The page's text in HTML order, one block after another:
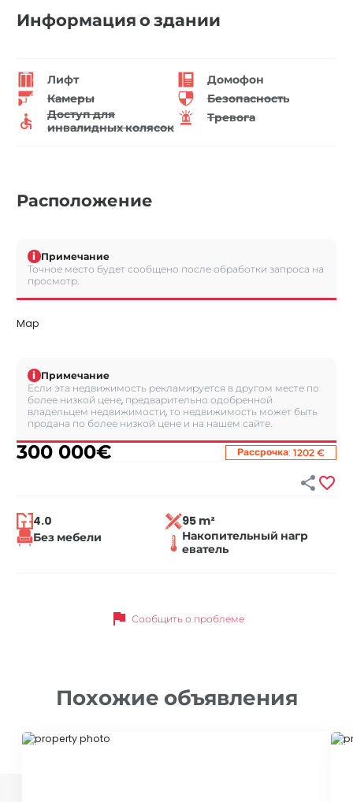
Информация о здании
Лифт
Домофон
Камеры
Безопасность
Доступ для
инвалидных колясок
Тревога
Расположение
i Примечание
Точное место будет сообщено после обработки запроса на
просмотр.
Map
i Примечание
Если эта недвижимость рекламируется в другом месте по
более низкой цене, предварительно одобренной
владельцем недвижимости, то недвижимость может быть
продана по более низкой цене и на нашем сайте.
300 000€ Рассрочка: 1202 €
 
4.0
95 m²
Без мебели
Накопительный нагр
еватель
flag Сообщить о проблеме
Похожие объявления
ID 32432 ID